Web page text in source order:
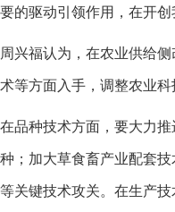
要的驱动引领作用，在开
周兴福认为，在农业供给
术等方面入手，调整农业科
在品种技术方面，要大力
种；加大草食畜产业配套
等关键技术攻关。在生产